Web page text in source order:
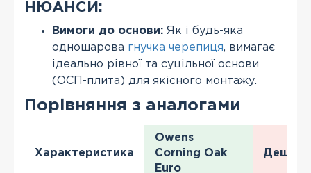
НЮАНСИ:
Вимоги до основи: Як і будь-яка
одношарова гнучка черепиця, вимагає
ідеально рівної та суцільної основи
(ОСП-плита) для якісного монтажу.
Порівняння з аналогами
Характеристика
Owens
Corning Oak
Euro
Дешеві